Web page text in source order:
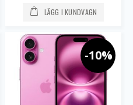
LÄGG I KUNDVAGN
-10%